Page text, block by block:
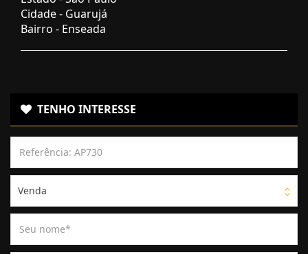
Cidade - Guarujá
Bairro - Enseada
TENHO INTERESSE
Venda